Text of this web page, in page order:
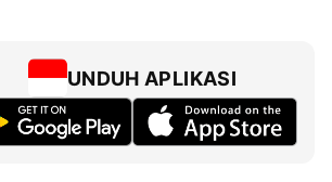
UNDUH APLIKASI